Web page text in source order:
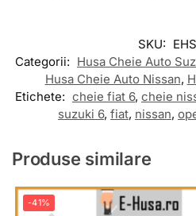
SKU:
Categorii: Husa Cheie Auto
Husa Cheie Auto Nissan,
Etichete: cheie fiat 6, cheie
suzuki 6, fiat, nissan,
Produse similare
-41%